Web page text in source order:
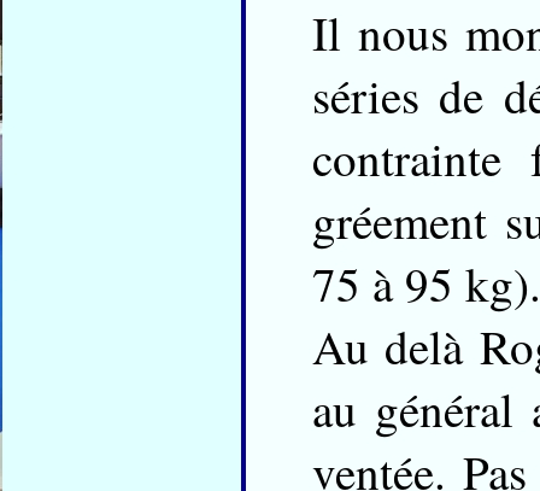
Il nous
séries de
gréement
75 à 95 kg).
Au delà
au général
ventée.